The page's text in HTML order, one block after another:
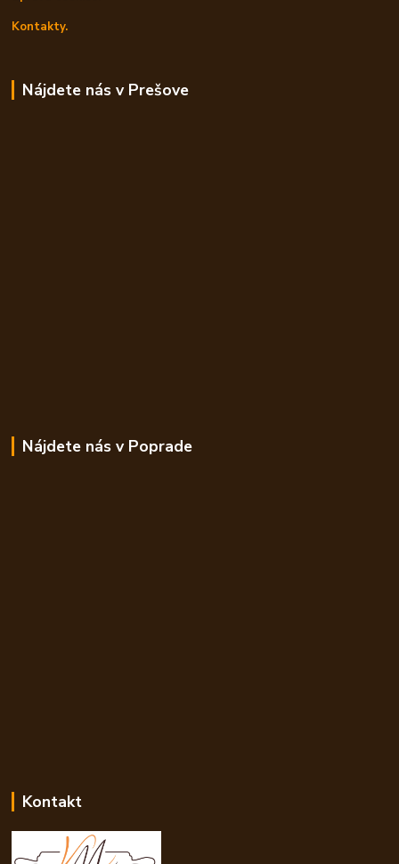
Kontakty.
Nájdete nás v Prešove
Nájdete nás v Poprade
Kontakt